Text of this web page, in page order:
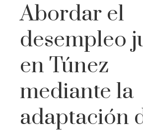
Abordar el
desempleo
en Túnez
mediante la
adaptación